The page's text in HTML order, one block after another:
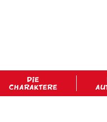
DIE
CHARAKTERE